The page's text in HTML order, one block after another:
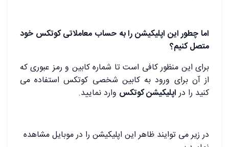
اما چطور این اپلیکیشن را به حساب معاملاتی کوتکس خود
متصل کنیم؟
برای این منظور کافی است تا شماره کابین و رمز عبوری که
از آن برای ورود به کابین شخصی کوتکس استفاده می
کنید را دراپلیکیشن کوتکس وارد نمایید.
در زیر می توایند ظاهر این اپلیکیشن را در موبایل مشاهده